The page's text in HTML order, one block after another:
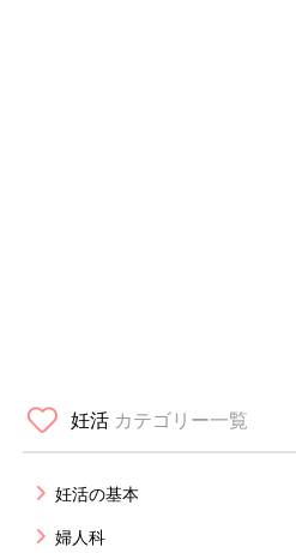
妊活 カテゴリー一覧
妊活の基本
婦人科